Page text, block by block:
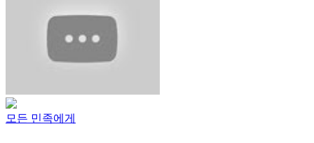
모든 민족에게